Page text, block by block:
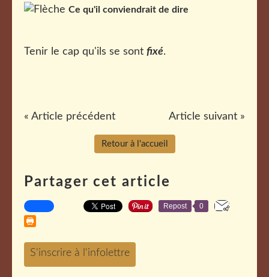
Ce qu'il conviendrait de dire
Tenir le cap qu'ils se sont fixé.
« Article précédent Article suivant »
Retour à l'accueil
Partager cet article
Repost 0